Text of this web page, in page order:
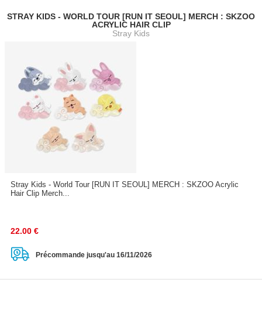
STRAY KIDS - WORLD TOUR [RUN IT SEOUL] MERCH : SKZOO
ACRYLIC HAIR CLIP
Stray Kids
Stray Kids - World Tour [RUN IT SEOUL] MERCH : SKZOO Acrylic
Hair Clip Merch...
22.00 €
Précommande jusqu'au 16/11/2026